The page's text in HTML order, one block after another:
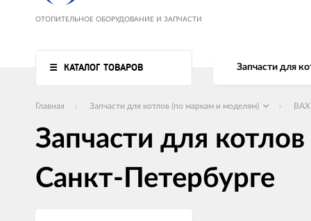
ОТОПИТЕЛЬНОЕ ОБОРУДОВАНИЕ И ЗАПЧАСТИ
КАТАЛОГ ТОВАРОВ Запчасти для
Главная Запчасти для котлов (по маркам и моделям) BAXI
Запчасти для
Санкт-Петербурге